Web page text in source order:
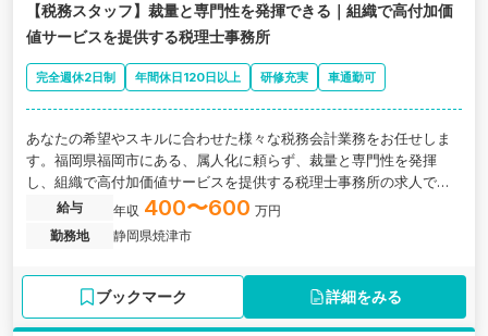
【税務スタッフ】裁量と専門性を発揮できる｜組織で高付加価
値サービスを提供する税理士事務所
完全週休2日制 年間休日120日以上 研修充実 車通勤可
あなたの希望やスキルに合わせた様々な税務会計業務をお任せしま
す。福岡県福岡市にある、属人化に頼らず、裁量と専門性を発揮
し、組織で高付加価値サービスを提供する税理士事務所の求人で
給与 年収 400〜600 万円
勤務地
静岡県焼津市
ブックマーク 詳細をみる